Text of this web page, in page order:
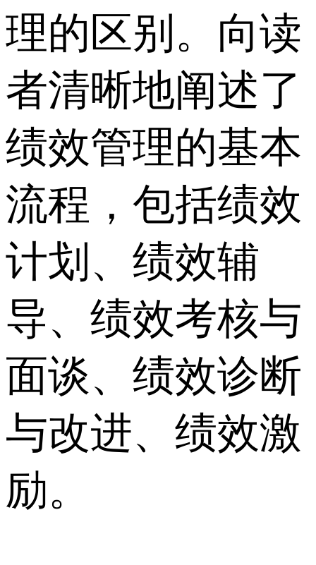
理的区别。向读
者清晰地阐述了
绩效管理的基本
流程，包括绩效
计划、绩效辅
导、绩效考核与
面谈、绩效诊断
与改进、绩效激
励。